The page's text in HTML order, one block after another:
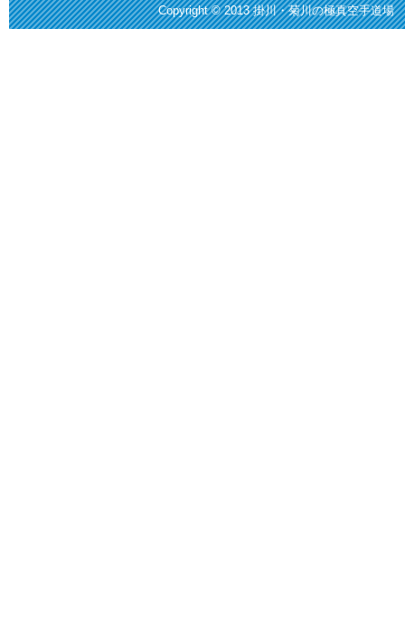
Copyright © 2013掛川・菊川の極真空手道